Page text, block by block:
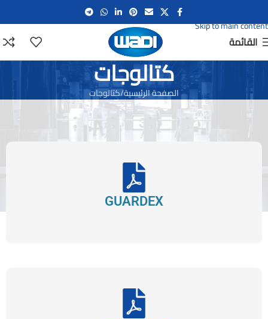
Skip to main content
القائمة
كتالوجات
الصفحة الرئيسية كتالوجات
GUARDEX